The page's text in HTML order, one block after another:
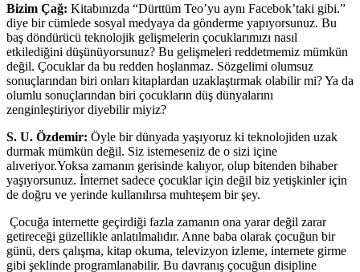
Bizim Çağ: Kitabınızda “Dürttüm Teo’yu aynı Facebok’taki gibi.”
diye bir cümlede sosyal medyaya da gönderme yapıyorsunuz. Bu
baş döndürücü teknolojik gelişmelerin çocuklarımızı nasıl
etkilediğini düşünüyorsunuz? Bu gelişmeleri reddetmemiz mümkün
değil. Çocuklar da bu redden hoşlanmaz. Sözgelimi olumsuz
sonuçlarından biri onları kitaplardan uzaklaştırmak olabilir mi? Ya da
olumlu sonuçlarından biri çocukların düş dünyalarını
zenginleştiriyor diyebilir miyiz?
S. U. Özdemir: Öyle bir dünyada yaşıyoruz ki teknolojiden uzak
durmak mümkün değil. Siz istemeseniz de o sizi içine
alıveriyor.Yoksa zamanın gerisinde kalıyor, olup bitenden bihaber
yaşıyorsunuz. İnternet sadece çocuklar için değil biz yetişkinler için
de doğru ve yerinde kullanılırsa muhteşem bir şey.
Çocuğa internette geçirdiği fazla zamanın ona yarar değil zarar
getireceği güzellikle anlatılmalıdır. Anne baba olarak çocuğun bir
günü, ders çalışma, kitap okuma, televizyon izleme, internete girme
gibi şeklinde programlanabilir. Bu davranış çocuğun disipline